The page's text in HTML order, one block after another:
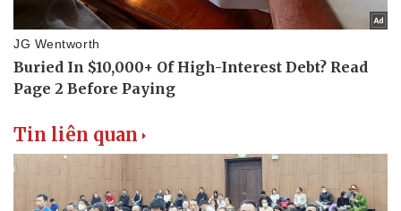
Văn hóa
Sân khấu - Điện ảnh
Văn học
Âm nhạc
Giải trí
Thời trang
Tin liên quan